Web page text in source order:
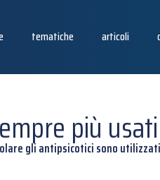
tematiche articoli
più
gli antipsicotici sono